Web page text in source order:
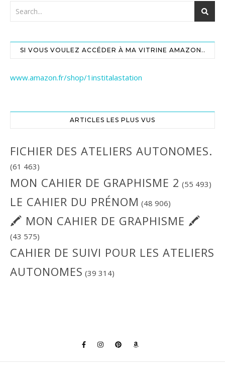
SI VOUS VOULEZ ACCÉDER À MA VITRINE AMAZON..
www.amazon.fr/shop/1institalastation
ARTICLES LES PLUS VUS
FICHIER DES ATELIERS AUTONOMES.
(61 463)
MON CAHIER DE GRAPHISME 2 (55 493)
LE CAHIER DU PRÉNOM (48 906)
🖍 MON CAHIER DE GRAPHISME 🖍
(43 575)
CAHIER DE SUIVI POUR LES ATELIERS
AUTONOMES (39 314)